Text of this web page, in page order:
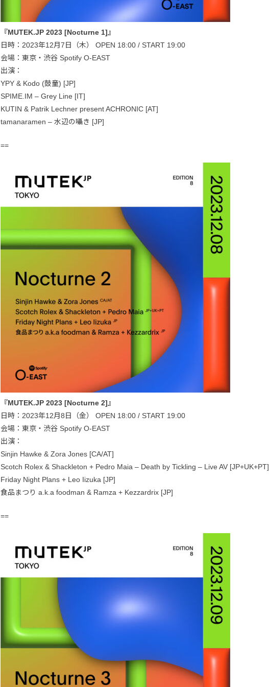
『MUTEK.JP 2023 [Nocturne 1]』
日時：2023年12月7日（木） OPEN 18:00 / START 19:00
会場：東京・渋谷 Spotify O-EAST
出演：
YPY & Kodo (鼓童) [JP]
SPIME.IM – Grey Line [IT]
KUTIN & Patrik Lechner present ACHRONIC [AT]
tamanaramen – 水辺の囁き [JP]
==
『MUTEK.JP 2023 [Nocturne 2]』
日時：2023年12月8日（金） OPEN 18:00 / START 19:00
会場：東京・渋谷 Spotify O-EAST
出演：
Sinjin Hawke & Zora Jones [CA/AT]
Scotch Rolex & Shackleton + Pedro Maia – Death by Tickling – Live AV [JP+UK+PT]
Friday Night Plans + Leo Iizuka [JP]
食品まつり a.k.a foodman & Ramza + Kezzardrix [JP]
==